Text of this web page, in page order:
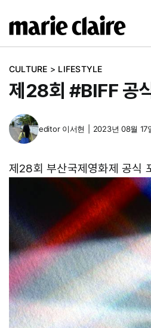
텐
건CULTURE > LIFESTYLE
제28회 #BIFF 공
editor 이서현 2023년 08월 17
제28회 부산국제영화제 공식